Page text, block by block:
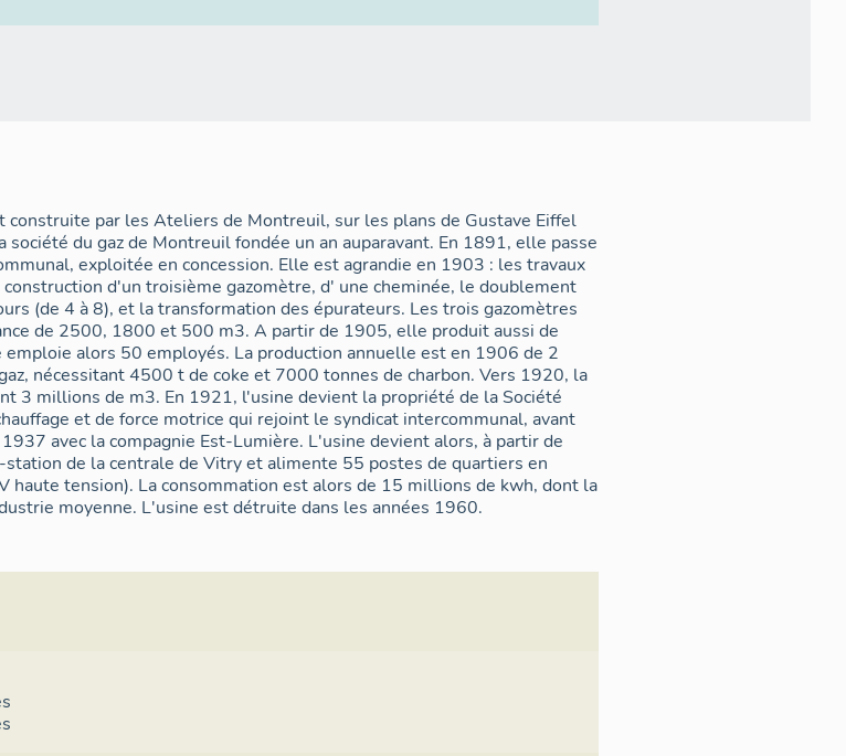
construite par les Ateliers de Montreuil, sur les plans de Gustave Eiffel
société du gaz de Montreuil fondée un an auparavant. En 1891, elle passe
exploitée en concession. Elle est agrandie en 1903 : les travaux
d'un troisième gazomètre, d' une cheminée, le doublement
(de 4 à 8), et la transformation des épurateurs. Les trois gazomètres
de 2500, 1800 et 500 m3. A partir de 1905, elle produit aussi de
alors 50 employés. La production annuelle est en 1906 de 2
nécessitant 4500 t de coke et 7000 tonnes de charbon. Vers 1920, la
3 millions de m3. En 1921, l'usine devient la propriété de la Société
et de force motrice qui rejoint le syndicat intercommunal, avant
avec la compagnie Est-Lumière. L'usine devient alors, à partir de
de la centrale de Vitry et alimente 55 postes de quartiers en
haute tension). La consommation est alors de 15 millions de kwh, dont la
moyenne. L'usine est détruite dans les années 1960.